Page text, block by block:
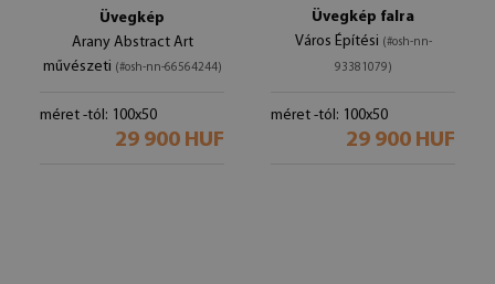
Üvegkép
Arany Abstract Art
művészeti (#osh-nn-66564244)
méret -tól: 100x50
29 900 HUF
Üvegkép falra
Város Építési (#osh-nn-
93381079)
méret -tól: 100x50
29 900 HUF